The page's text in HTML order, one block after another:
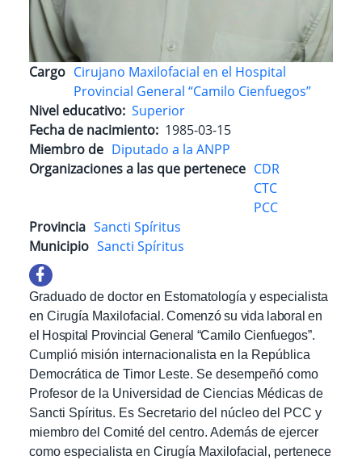
Cargo Cirujano Maxilofacial en el Hospital
Provincial General “Camilo Cienfuegos”
Nivel educativo Superior
Fecha de nacimiento 1985-03-15
Miembro de Diputado a la ANPP
Organizaciones a las que pertenece CDR
CTC
PCC
Provincia Sancti Spíritus
Municipio Sancti Spíritus
Graduado de doctor en Estomatología y especialista
en Cirugía Maxilofacial . Comenzó su vida laboral en
el Hospital Provincial General “Camilo Cienfuegos”.
Cumplió misión internacionalista en la República
Democrática de Timor Leste. Se desempeñó como
Profesor de la Universidad de Ciencias Médicas de
Sancti Spíritus. Es Secretario del núcleo del PCC y
miembro del Comité del centro. Además de ejercer
como especialista en Cirugía Maxilofacial, pertenece